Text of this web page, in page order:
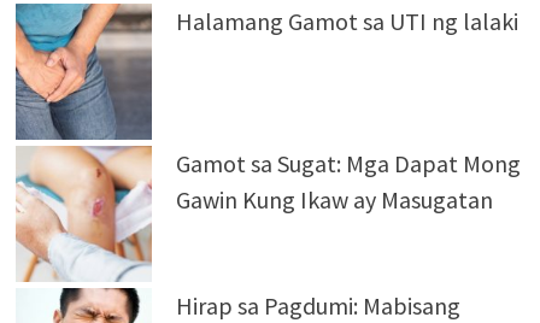
Halamang Gamot sa UTI ng lalaki
Gamot sa Sugat: Mga Dapat Mong
Gawin Kung Ikaw ay Masugatan
Hirap sa Pagdumi: Mabisang